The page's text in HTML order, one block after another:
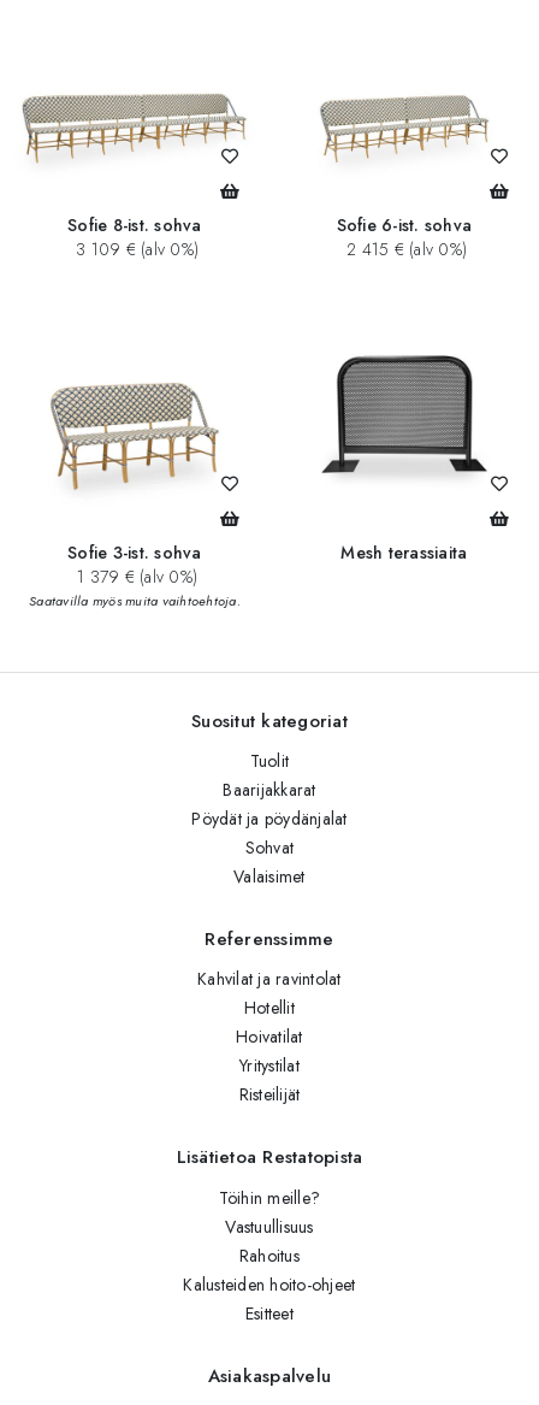
Sofie 8-ist. sohva
3 109 € (alv 0%)
Sofie 6-ist. sohva
2 415 € (alv 0%)
Sofie 3-ist. sohva
1 379 € (alv 0%)
Saatavilla myös muita vaihtoehtoja.
Mesh terassiaita
Suositut kategoriat
Tuolit
Baarijakkarat
Pöydät ja pöydänjalat
Sohvat
Valaisimet
Referenssimme
Kahvilat ja ravintolat
Hotellit
Hoivatilat
Yritystilat
Risteilijät
Lisätietoa Restatopista
Töihin meille?
Vastuullisuus
Rahoitus
Kalusteiden hoito-ohjeet
Esitteet
Asiakaspalvelu